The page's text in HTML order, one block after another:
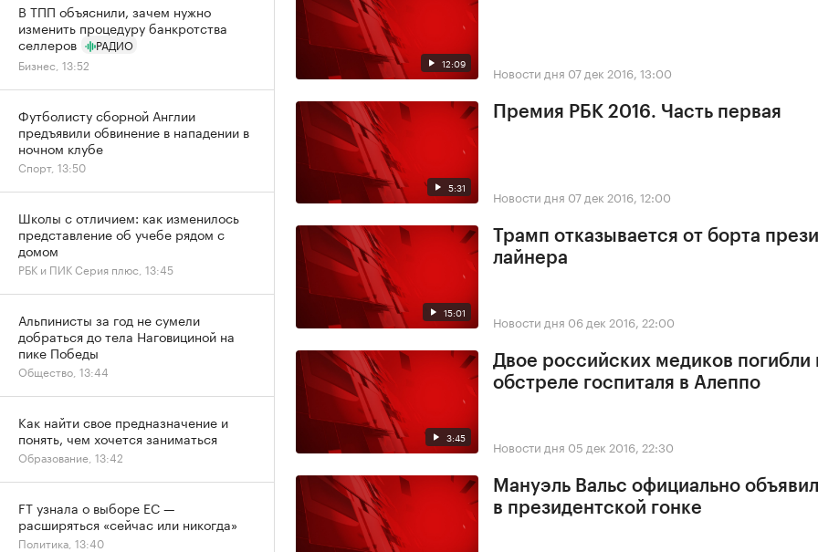
12:09 Новости дня 07 дек 2016, 13:00
5:31
Премия РБК 2016. Часть первая
Новости дня 07 дек 2016, 12:00
15:01
Трамп отказывается от борта
лайнера
Новости дня 06 дек 2016, 22:00
3:45
Двое российских медиков погибли
обстреле госпиталя в Алеппо
Новости дня 05 дек 2016, 22:30
Мануэль Вальс официально
в президентской гонке
В ТПП объяснили, зачем нужно
изменить процедуру банкротства
селлеров
РАДИО
Бизнес, 13:52
Футболисту сборной Англии
предъявили обвинение в нападении в
ночном клубе
Спорт, 13:50
Школы с отличием: как изменилось
представление об учебе рядом с
домом
РБК и ПИК Серия плюс, 13:45
Альпинисты за год не сумели
добраться до тела Наговициной на
пике Победы
Общество, 13:44
Как найти свое предназначение и
понять, чем хочется заниматься
Образование, 13:42
FT узнала о выборе ЕС —
расширяться «сейчас или никогда»
Политика, 13:40